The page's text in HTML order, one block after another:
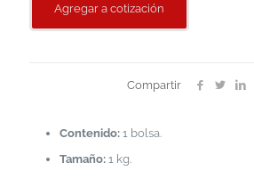
Agregar a cotización
Compartir
Contenido:1 bolsa.
Tamaño:1 kg.